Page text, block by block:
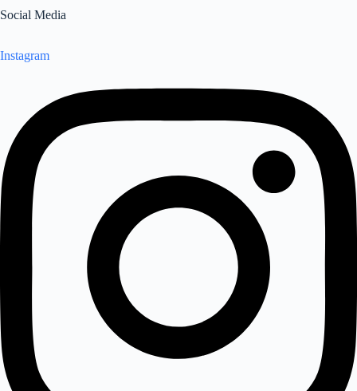
Social Media
Instagram